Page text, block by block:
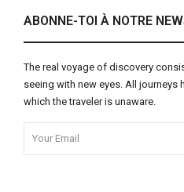
ABONNE-TOI À NOTRE
The real voyage of discovery
seeing with new eyes. All
which the traveler is unaware.